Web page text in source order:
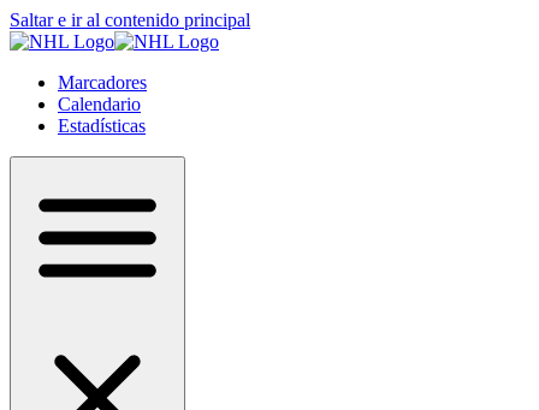
Saltar e ir al contenido principal
Marcadores
Calendario
Estadísticas